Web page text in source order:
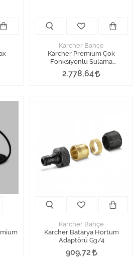
Karcher Bahçe
Karcher Premium Çok
Fonksiyonlu Sulama
Tabancası - Metal
2.778,64
Karcher Bahçe
Karcher Batarya Hortum
Adaptörü G3/4
909,72